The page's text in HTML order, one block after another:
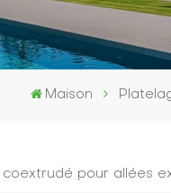
Maison
pour allées